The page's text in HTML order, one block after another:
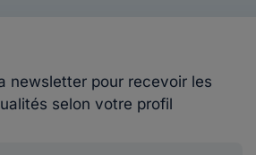
newsletter pour recevoir les
selon votre profil